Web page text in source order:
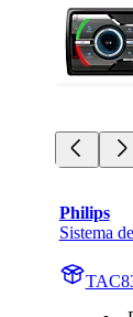
Philips
Sistema